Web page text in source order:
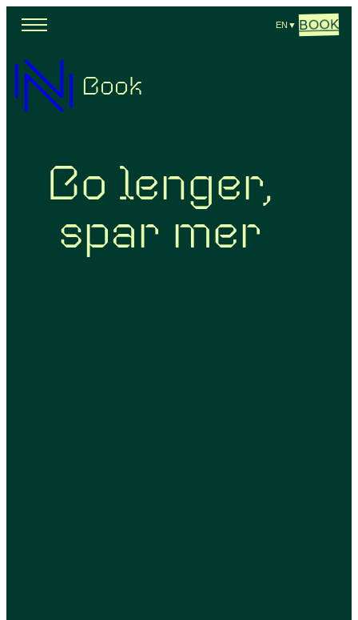
EN ▼ BOOK
Book
Bo lenger,
spar mer